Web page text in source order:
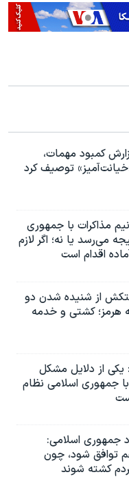
کمبود مهمات،
توصیف کرد
مذاکرات با جمهوری
می‌رسد یا نه؛ اگر لازم
اقدام است
از شنیده شدن دو
هرمز؛ کشتی و خدمه
از دلایل مشکل
جمهوری اسلامی نظام
جمهوری اسلامی:
توافق شود، چون
کشته شوند